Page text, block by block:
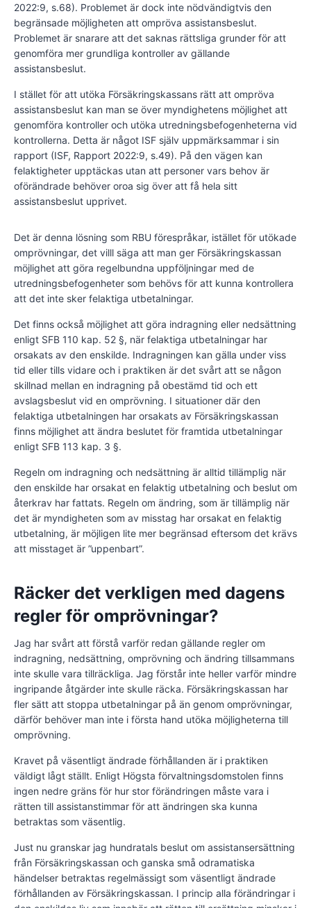
2022:9, s.68). Problemet är dock inte nödvändigtvis den
begränsade möjligheten att ompröva assistansbeslut.
Problemet är snarare att det saknas rättsliga grunder för att
genomföra mer grundliga kontroller av gällande
assistansbeslut.
I stället för att utöka Försäkringskassans rätt att ompröva
assistansbeslut kan man se över myndighetens möjlighet att
genomföra kontroller och utöka utredningsbefogenheterna vid
kontrollerna. Detta är något ISF själv uppmärksammar i sin
rapport (ISF, Rapport 2022:9, s.49). På den vägen kan
felaktigheter upptäckas utan att personer vars behov är
oförändrade behöver oroa sig över att få hela sitt
assistansbeslut upprivet.
Det är denna lösning som RBU förespråkar, istället för utökade
omprövningar, det villl säga att man ger Försäkringskassan
möjlighet att göra regelbundna uppföljningar med de
utredningsbefogenheter som behövs för att kunna kontrollera
att det inte sker felaktiga utbetalningar.
Det finns också möjlighet att göra indragning eller nedsättning
enligt SFB 110 kap. 52 §, när felaktiga utbetalningar har
orsakats av den enskilde. Indragningen kan gälla under viss
tid eller tills vidare och i praktiken är det svårt att se någon
skillnad mellan en indragning på obestämd tid och ett
avslagsbeslut vid en omprövning. I situationer där den
felaktiga utbetalningen har orsakats av Försäkringskassan
finns möjlighet att ändra beslutet för framtida utbetalningar
enligt SFB 113 kap. 3 §.
Regeln om indragning och nedsättning är alltid tillämplig när
den enskilde har orsakat en felaktig utbetalning och beslut om
återkrav har fattats. Regeln om ändring, som är tillämplig när
det är myndigheten som av misstag har orsakat en felaktig
utbetalning, är möjligen lite mer begränsad eftersom det krävs
att misstaget är ”uppenbart”.
Räcker det verkligen med dagens
regler för omprövningar?
Jag har svårt att förstå varför redan gällande regler om
indragning, nedsättning, omprövning och ändring tillsammans
inte skulle vara tillräckliga. Jag förstår inte heller varför mindre
ingripande åtgärder inte skulle räcka. Försäkringskassan har
fler sätt att stoppa utbetalningar på än genom omprövningar,
därför behöver man inte i första hand utöka möjligheterna till
omprövning.
Kravet på väsentligt ändrade förhållanden är i praktiken
väldigt lågt ställt. Enligt Högsta förvaltningsdomstolen finns
ingen nedre gräns för hur stor förändringen måste vara i
rätten till assistanstimmar för att ändringen ska kunna
betraktas som väsentlig.
Just nu granskar jag hundratals beslut om assistansersättning
från Försäkringskassan och ganska små odramatiska
händelser betraktas regelmässigt som väsentligt ändrade
förhållanden av Försäkringskassan. I princip alla förändringar i